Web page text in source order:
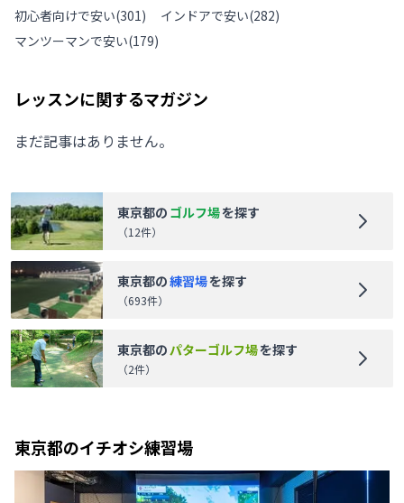
初心者向けで安い(301) インドアで安い(282)
マンツーマンで安い(179)
レッスンに関するマガジン
まだ記事はありません。
東京都の ゴルフ場を探す
（12件）
東京都の練習場を探す
（693件）
東京都のパターゴルフ場を探す
（2件）
東京都のイチオシ練習場